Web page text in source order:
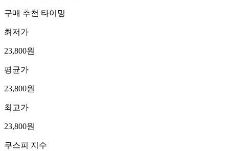
구매 추천 타이밍
최저가
23,800원
평균가
23,800원
최고가
23,800원
쿠스피 지수